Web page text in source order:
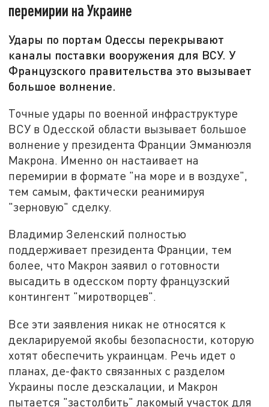
перемирии на Украине
Удары по портам Одессы перекрывают
каналы поставки вооружения для ВСУ. У
Французского правительства это вызывает
большое волнение.
Точные удары по военной инфраструктуре
ВСУ в Одесской области вызывает большое
волнение у президента Франции Эмманюэля
Макрона. Именно он настаивает на
перемирии в формате "на море и в воздухе",
тем самым, фактически реанимируя
"зерновую" сделку.
Владимир Зеленский полностью
поддерживает президента Франции, тем
более, что Макрон заявил о готовности
высадить в одесском порту французский
контингент "миротворцев".
Все эти заявления никак не относятся к
декларируемой якобы безопасности, которую
хотят обеспечить украинцам. Речь идет о
планах, де-факто связанных с разделом
Украины после деэскалации, и Макрон
пытается "застолбить" лакомый участок для